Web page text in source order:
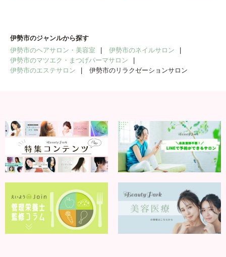
伊勢市のジャンルから探す
伊勢市のヘアサロン・美容室
伊勢市のネイルサロン
伊勢市のマツエク・まつげパーマサロン
伊勢市のエステサロン
伊勢市のリラクゼーションサロン